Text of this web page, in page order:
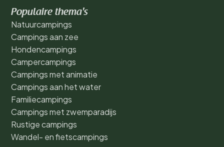
Populaire thema's
Natuurcampings
Campings aan zee
Hondencampings
Campercampings
Campings met animatie
Campings aan het water
Familiecampings
Campings met zwemparadijs
Rustige campings
Wandel- en fietscampings